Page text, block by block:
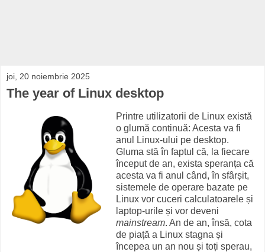
joi, 20 noiembrie 2025
The year of Linux desktop
Printre utilizatorii de Linux există
o glumă continuă: Acesta va fi
anul Linux-ului pe desktop.
Gluma stă în faptul că, la fiecare
început de an, exista speranța că
acesta va fi anul când, în sfârșit,
sistemele de operare bazate pe
Linux vor cuceri calculatoarele și
laptop-urile și vor deveni
mainstream. An de an, însă, cota
de piață a Linux stagna și
începea un an nou și toți sperau,